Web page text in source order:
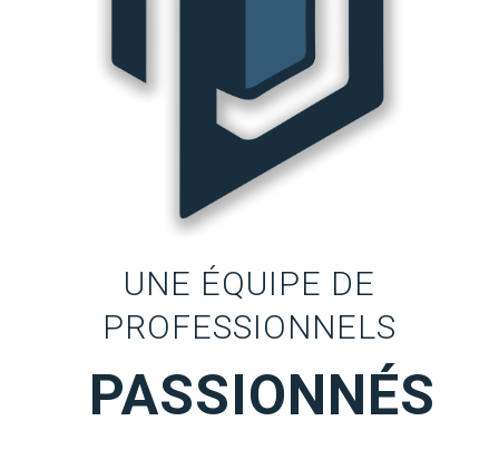
UNE ÉQUIPE DE
PROFESSIONNELS
PASSIONNÉS